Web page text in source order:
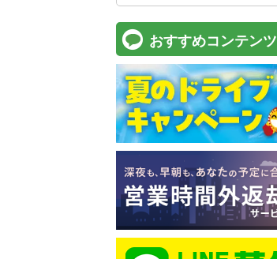
おすすめコンテンツ